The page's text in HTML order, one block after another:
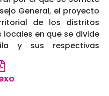
General, el proyecto
de los distritos
en que se divide
y sus respectivas